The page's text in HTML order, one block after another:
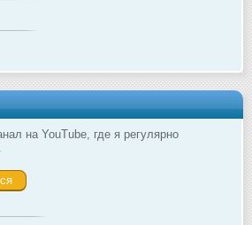
на YouTube, где я регулярно